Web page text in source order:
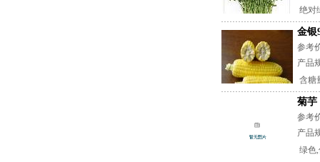
绝对
金银
参考
产品
含糖
菊芋
参考
产品
绿色